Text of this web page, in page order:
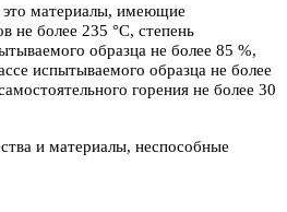
это материалы, имеющие
не более 235 °C, степень
образца не более 85 %,
испытываемого образца не более
горения не более 30
и материалы, неспособные